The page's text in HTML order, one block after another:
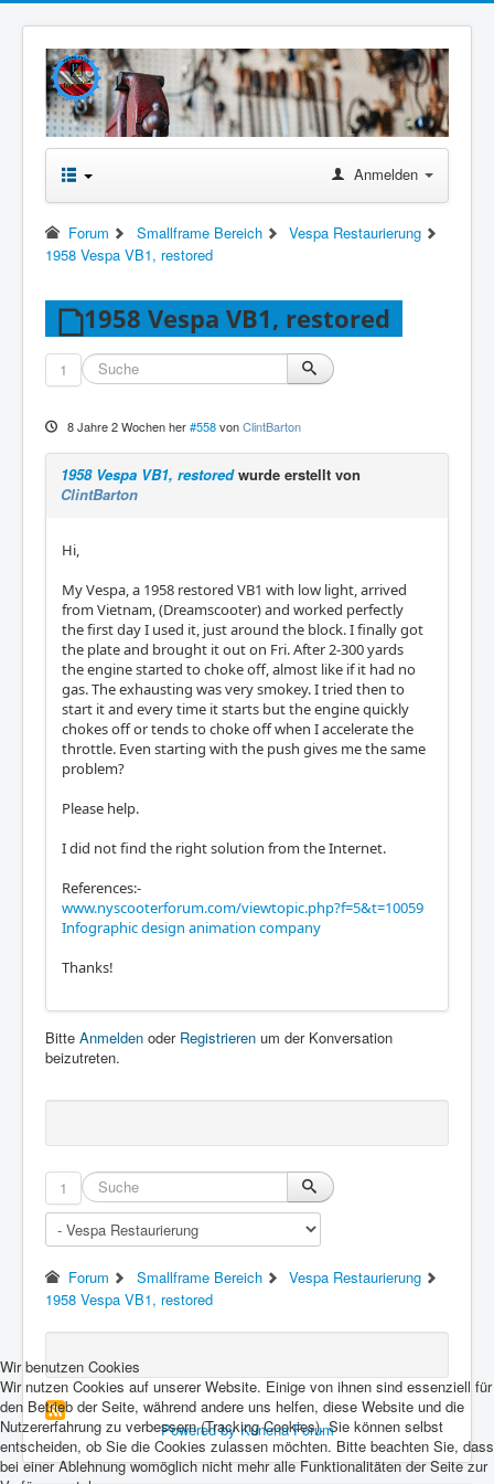
Anmelden
Forum Smallframe Bereich
Vespa Restaurierung
1958 Vespa VB1, restored
1958 Vespa VB1, restored
1
8 Jahre 2 Wochen her #558 vonClintBarton
1958 Vespa VB1, restoredwurde erstellt von
ClintBarton
Hi,
My Vespa, a 1958 restored VB1 with low light, arrived
from Vietnam, (Dreamscooter) and worked perfectly
the first day I used it, just around the block. I finally got
the plate and brought it out on Fri. After 2-300 yards
the engine started to choke off, almost like if it had no
gas. The exhausting was very smokey. I tried then to
start it and every time it starts but the engine quickly
chokes off or tends to choke off when I accelerate the
throttle. Even starting with the push gives me the same
problem?
Please help.
I did not find the right solution from the Internet.
References:-
www.nyscooterforum.com/viewtopic.php?f=5&t=10059
Infographic design animation company
Thanks!
Bitte Anmelden oder Registrieren um der Konversation
beizutreten.
1
Forum Smallframe Bereich
Vespa Restaurierung
1958 Vespa VB1, restored
Powered by Kunena Forum
Wir benutzen Cookies
Wir nutzen Cookies auf unserer Website. Einige von ihnen sind essenziell für
den Betrieb der Seite, während andere uns helfen, diese Website und die
Nutzererfahrung zu verbessern (Tracking Cookies). Sie können selbst
entscheiden, ob Sie die Cookies zulassen möchten. Bitte beachten Sie, dass
bei einer Ablehnung womöglich nicht mehr alle Funktionalitäten der Seite zur